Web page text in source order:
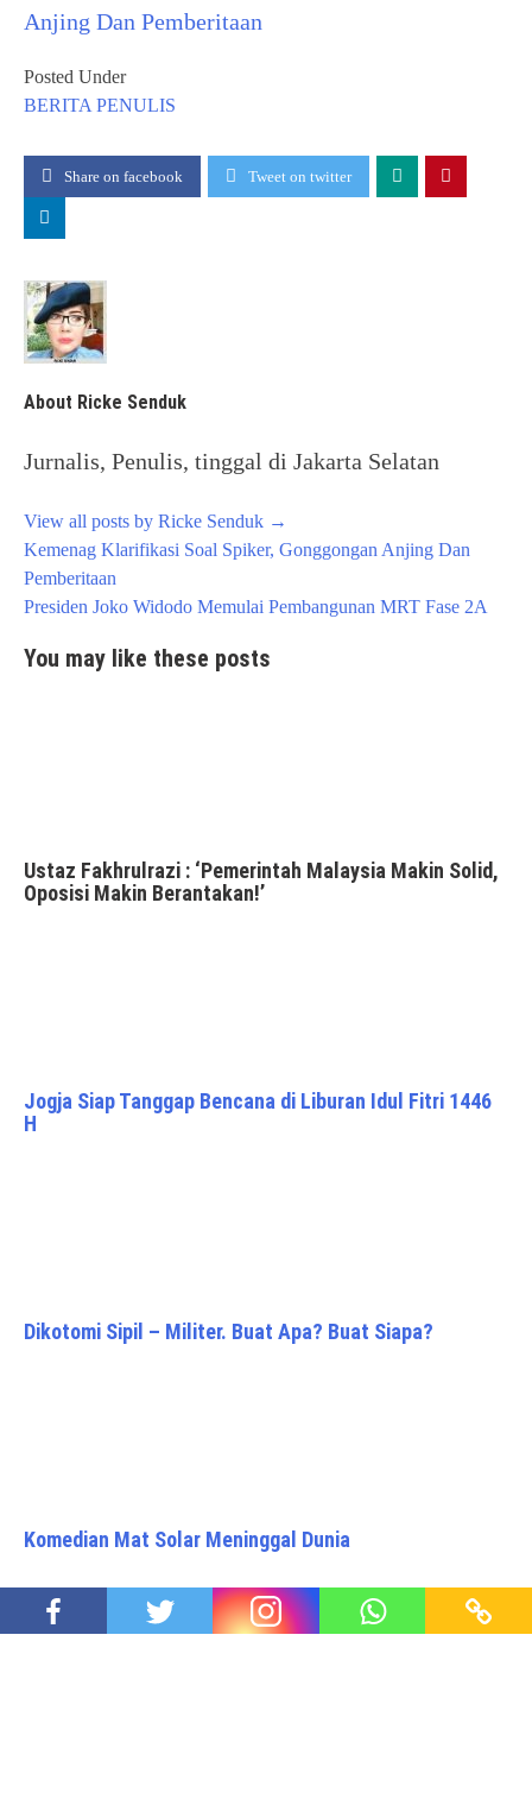
Anjing Dan Pemberitaan
Posted Under
BERITA PENULIS
Share on facebook Tweet on twitter
About Ricke Senduk
Jurnalis, Penulis, tinggal di Jakarta Selatan
View all posts by Ricke Senduk →
Post
navigation
Kemenag Klarifikasi Soal Spiker, Gonggongan Anjing Dan
Pemberitaan
Presiden Joko Widodo Memulai Pembangunan MRT Fase 2A
You may like these posts
Ustaz Fakhrulrazi : ‘Pemerintah Malaysia Makin Solid,
Oposisi Makin Berantakan!’
Jogja Siap Tanggap Bencana di Liburan Idul Fitri 1446
H
Dikotomi Sipil – Militer. Buat Apa? Buat Siapa?
Komedian Mat Solar Meninggal Dunia